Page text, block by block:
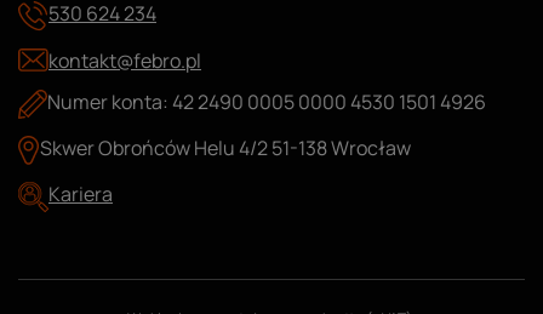
530 624 234
kontakt@febro.pl
Numer konta: 42 2490 0005 0000 4530 1501 4926
Skwer Obrońców Helu 4/2 51-138 Wrocław
Kariera